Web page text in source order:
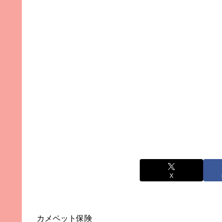
X
カメペット保険